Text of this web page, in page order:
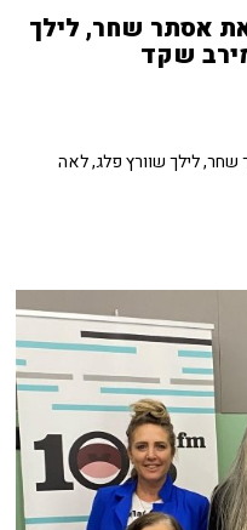
את אסתר שחר, לילך
שקד
שחר, לילך שוורץ פלג, לאה